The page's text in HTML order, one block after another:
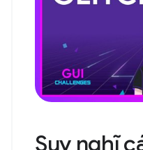
Suy nghĩ